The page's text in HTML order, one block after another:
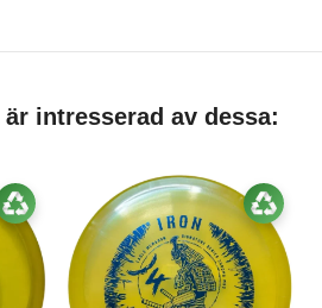
intresserad av dessa: